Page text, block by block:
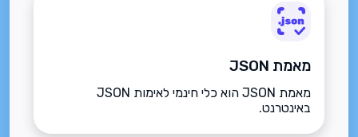
מאמת JSON
מאמת JSON הוא כלי חינמי לאימות JSON
באינטרנט.